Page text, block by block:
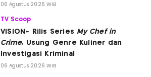
06 Agustus 2026 WIB
TV Scoop
VISION+ Rilis Series My Chef in
Crime, Usung Genre Kuliner dan
Investigasi Kriminal
06 Agustus 2026 WIB